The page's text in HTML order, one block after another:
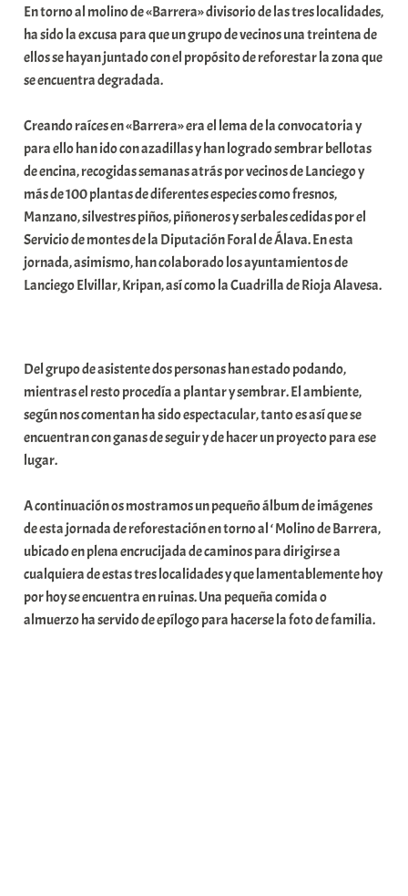
a
r
E
r
i
o
x
a
K
o
m
u
En torno al molino de «Barrera» divisorio de las tres localidades,
ha sido la excusa para que un grupo de vecinos una treintena de
ellos se hayan juntado con el propósito de reforestar la zona que
se encuentra degradada.
Creando raíces en «Barrera» era el lema de la convocatoria y
para ello han ido con azadillas y han logrado sembrar bellotas
de encina, recogidas semanas atrás por vecinos de Lanciego y
más de 100 plantas de diferentes especies como fresnos,
Manzano, silvestres piños, piñoneros y serbales cedidas por el
Servicio de montes de la Diputación Foral de Álava. En esta
jornada, asimismo, han colaborado los ayuntamientos de
Lanciego Elvillar, Kripan, así como la Cuadrilla de Rioja Alavesa.
Del grupo de asistente dos personas han estado podando,
mientras el resto procedía a plantar y sembrar. El ambiente,
según nos comentan ha sido espectacular, tanto es así que se
encuentran con ganas de seguir y de hacer un proyecto para ese
lugar.
A continuación os mostramos un pequeño álbum de imágenes
de esta jornada de reforestación en torno al ‘ Molino de Barrera,
ubicado en plena encrucijada de caminos para dirigirse a
cualquiera de estas tres localidades y que lamentablemente hoy
por hoy se encuentra en ruinas. Una pequeña comida o
almuerzo ha servido de epílogo para hacerse la foto de familia.